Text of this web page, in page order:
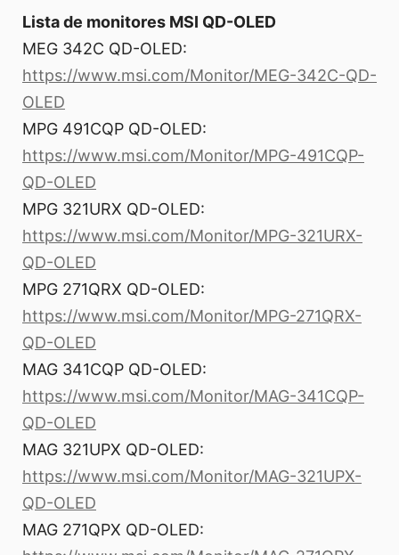
Lista de monitores MSI QD-OLED
MEG 342C QD-OLED:
https://www.msi.com/Monitor/MEG-342C-QD-
OLED
MPG 491CQP QD-OLED:
https://www.msi.com/Monitor/MPG-491CQP-
QD-OLED
MPG 321URX QD-OLED:
https://www.msi.com/Monitor/MPG-321URX-
QD-OLED
MPG 271QRX QD-OLED:
https://www.msi.com/Monitor/MPG-271QRX-
QD-OLED
MAG 341CQP QD-OLED:
https://www.msi.com/Monitor/MAG-341CQP-
QD-OLED
MAG 321UPX QD-OLED:
https://www.msi.com/Monitor/MAG-321UPX-
QD-OLED
MAG 271QPX QD-OLED: